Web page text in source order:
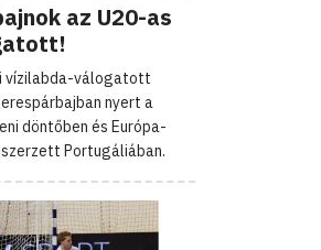
az U20-as
vízilabda-válogatott
nyert a
döntőben és Európa-
Portugáliában.